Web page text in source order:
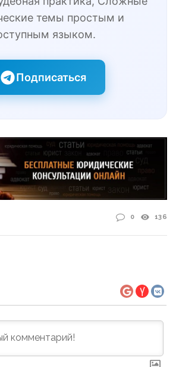
темы простым и
языком.
Подписаться
0 136